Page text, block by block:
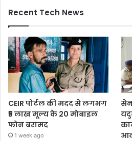
Recent Tech News
CEIR पोर्टल की मदद से लगभग
₹5 लाख मूल्य के 20 मोबाइल
फोन बरामद
1 week ago